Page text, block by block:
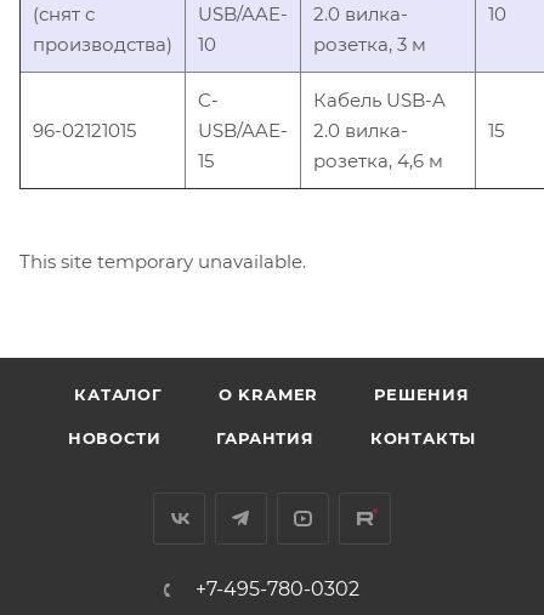
(снят с
производства)
USB/AAE-
10
2.0 вилка-
розетка, 3 м
10
96-02121015
C-
USB/AAE-
15
Кабель USB-A
2.0 вилка-
розетка, 4,6 м
15
This site temporary unavailable.
КАТАЛОГ O KRAMER РЕШЕНИЯ
НОВОСТИ ГАРАНТИЯ КОНТАКТЫ
+7-495-780-0302